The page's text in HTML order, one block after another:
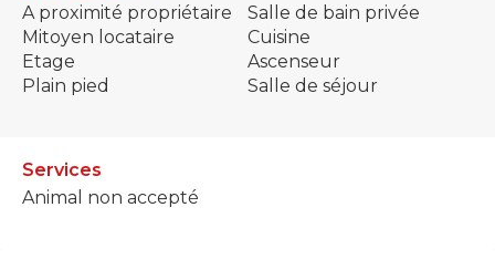
A proximité propriétaire
Mitoyen locataire
Etage
Plain pied
Salle de bain privée
Cuisine
Ascenseur
Salle de séjour
Services
Animal non accepté